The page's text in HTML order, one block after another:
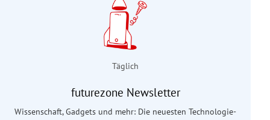
Täglich
futurezone Newsletter
Wissenschaft, Gadgets und mehr: Die neuesten Technologie-